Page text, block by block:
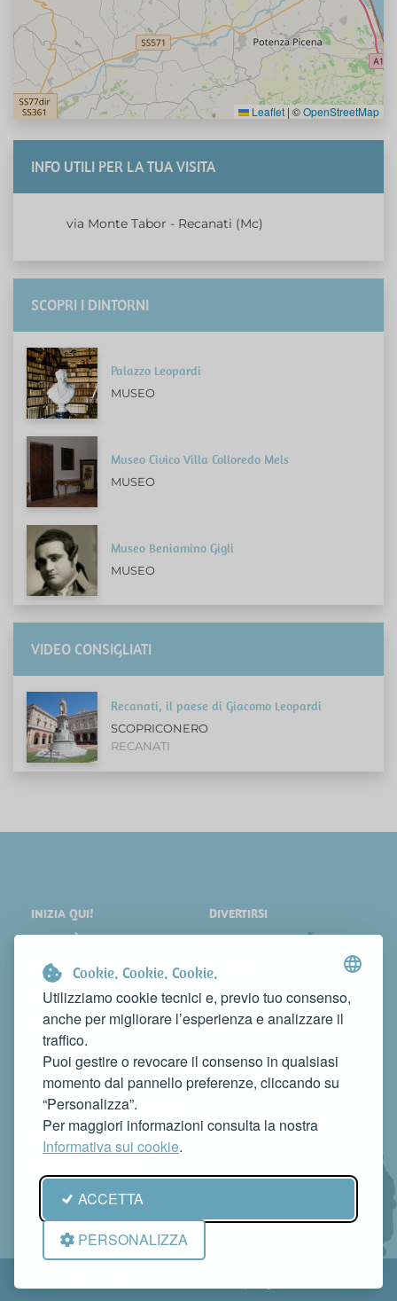
Cookie. Cookie. Cookie.
Utilizziamo cookie tecnici e, previo tuo consenso,
anche per migliorare l’esperienza e analizzare il
traffico.
Puoi gestire o revocare il consenso in qualsiasi
momento dal pannello preferenze, cliccando su
“Personalizza”.
Per maggiori informazioni consulta la nostra
Informativa sui cookie.
ACCETTA
PERSONALIZZA
Leaflet | ©OpenStreetMap
INFO UTILI PER LA TUA VISITA
via Monte Tabor - Recanati (Mc)
SCOPRI I DINTORNI
Palazzo Leopardi
MUSEO
Museo Civico Villa Colloredo Mels
MUSEO
Museo Beniamino Gigli
MUSEO
VIDEO CONSIGLIATI
Recanati, il paese di Giacomo Leopardi
SCOPRICONERO
RECANATI
INIZIA QUI!
COSA VEDERE
DORMIRE
MANGIARE
DIVERTIRSI
EVENTI
NEWS
WEB TV
CONTATTI
FAI CONOSCERE LA TUA ATTIVITÀ
CONTATTACI PER PUBBLICARLA SU QUESTO SITO
info@rivieradelconero.tv
Privacy Policy